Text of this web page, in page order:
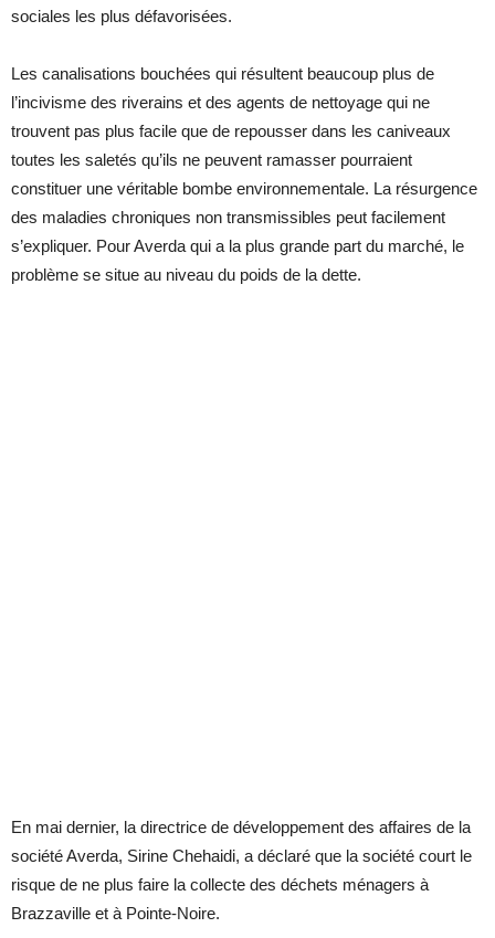
sociales les plus défavorisées.
Les canalisations bouchées qui résultent beaucoup plus de
l’incivisme des riverains et des agents de nettoyage qui ne
trouvent pas plus facile que de repousser dans les caniveaux
toutes les saletés qu’ils ne peuvent ramasser pourraient
constituer une véritable bombe environnementale. La résurgence
des maladies chroniques non transmissibles peut facilement
s’expliquer. Pour Averda qui a la plus grande part du marché, le
problème se situe au niveau du poids de la dette.
En mai dernier, la directrice de développement des affaires de la
société Averda, Sirine Chehaidi, a déclaré que la société court le
risque de ne plus faire la collecte des déchets ménagers à
Brazzaville et à Pointe-Noire.